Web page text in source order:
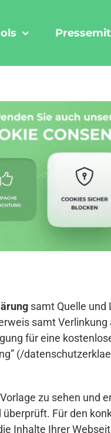
samt Quelle und
samt
für eine
(/
zu sehen und
Für den
Inhalte Ihrer